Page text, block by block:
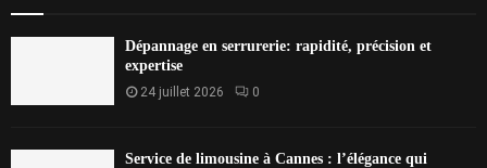
Dépannage en serrurerie: rapidité, précision et
expertise
24 juillet 2026 0
Service de limousine à Cannes : l’élégance qui